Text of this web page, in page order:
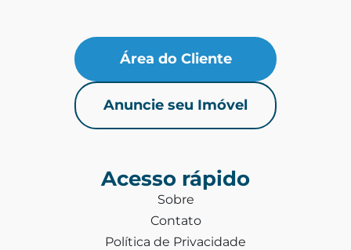
Área do Cliente
Anuncie seu Imóvel
Acesso rápido
Sobre
Contato
Política de Privacidade